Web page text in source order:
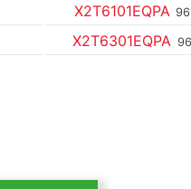
X2T6101EQPA
X2T6301EQPA